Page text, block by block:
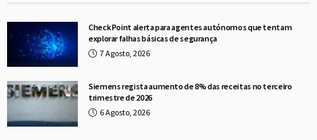
Check Point alerta para agentes autónomos que tentam
explorar falhas básicas de segurança
7 Agosto, 2026
Siemens regista aumento de 8% das receitas no terceiro
trimestre de 2026
6 Agosto, 2026